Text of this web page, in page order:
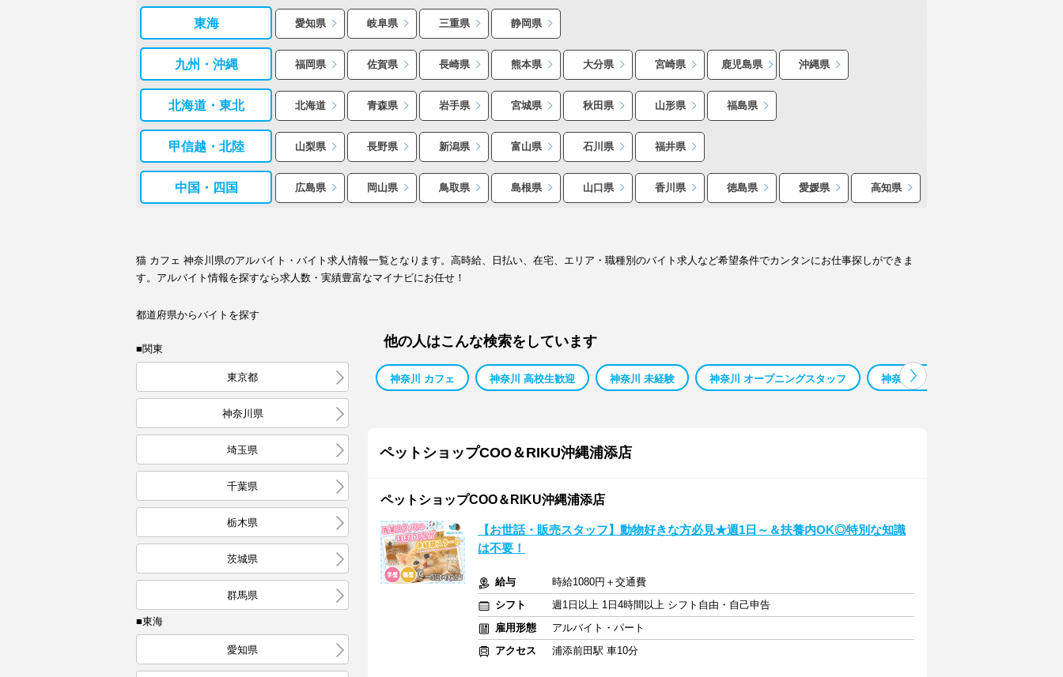
東海 愛知県 岐阜県 三重県 静岡県
九州・沖縄 福岡県 佐賀県 長崎県 熊本県 大分県 宮崎県 鹿児島県 沖縄県
北海道・東北 北海道 青森県 岩手県 宮城県 秋田県 山形県 福島県
甲信越・北陸 山梨県 長野県 新潟県 富山県 石川県 福井県
中国・四国 広島県 岡山県 鳥取県 島根県 山口県 香川県 徳島県 愛媛県 高知県
猫 カフェ 神奈川県のアルバイト・バイト求人情報一覧となります。高時給、日払い、在宅、エリア・職種別のバイト求人など希望条件でカンタンにお仕事探しができま
す。アルバイト情報を探すなら求人数・実績豊富なマイナビにお任せ！
都道府県からバイトを探す
■関東
東京都
神奈川県
埼玉県
千葉県
栃木県
茨城県
群馬県
■東海
愛知県
他の人はこんな検索をしています
神奈川 カフェ 神奈川 高校生歓迎 神奈川 未経験 神奈川 オープニングスタッフ 神奈川 パン・スイーツ・食品販売
ペットショップCOO＆RIKU沖縄浦添店
ペットショップCOO＆RIKU沖縄浦添店
【お世話・販売スタッフ】動物好きな方必見★週1日～＆扶養内OK◎特別な知識
は不要！
給与
時給1080円＋交通費
シフト
週1日以上 1日4時間以上 シフト自由・自己申告
雇用形態
アルバイト・パート
アクセス
浦添前田駅 車10分